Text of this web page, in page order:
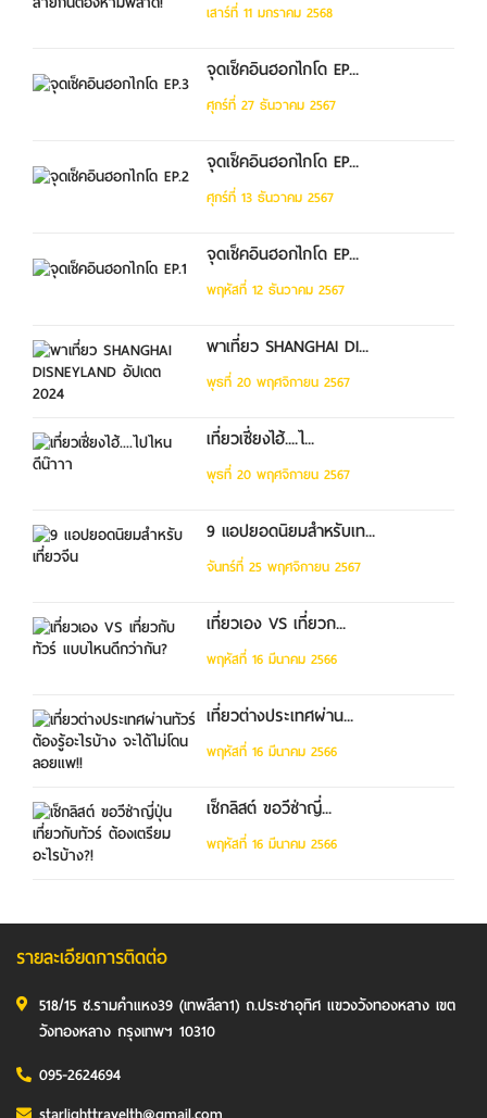
เสาร์ที่ 11 มกราคม 2568
จุดเช็คอินฮอกไกโด EP...
ศุกร์ที่ 27 ธันวาคม 2567
จุดเช็คอินฮอกไกโด EP...
ศุกร์ที่ 13 ธันวาคม 2567
จุดเช็คอินฮอกไกโด EP...
พฤหัสที่ 12 ธันวาคม 2567
พาเที่ยว SHANGHAI DI...
พุธที่ 20 พฤศจิกายน 2567
เที่ยวเซี่ยงไฮ้....ไ...
พุธที่ 20 พฤศจิกายน 2567
9 แอปยอดนิยมสำหรับเท...
จันทร์ที่ 25 พฤศจิกายน 2567
เที่ยวเอง VS เที่ยวก...
พฤหัสที่ 16 มีนาคม 2566
เที่ยวต่างประเทศผ่าน...
พฤหัสที่ 16 มีนาคม 2566
เช็กลิสต์ ขอวีซ่าญี่...
พฤหัสที่ 16 มีนาคม 2566
รายละเอียดการติดต่อ
518/15 ซ.รามคำแหง39 (เทพลีลา1) ถ.ประชาอุทิศ แขวงวังทองหลาง เขต
วังทองหลาง กรุงเทพฯ 10310
095-2624694